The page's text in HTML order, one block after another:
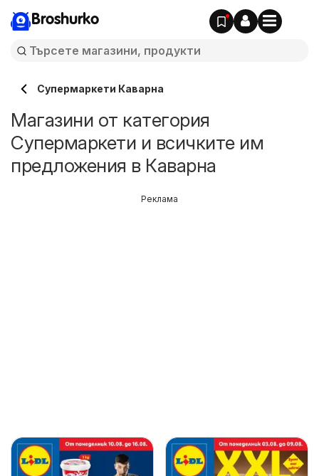
Broshurko
Супермаркети Каварна
Магазини от категория
Супермаркети и всичките им
предложения в Каварна
Реклама